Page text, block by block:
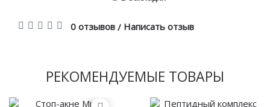
0 отзывов/ Написать отзыв
РЕКОМЕНДУЕМЫЕ ТОВАРЫ